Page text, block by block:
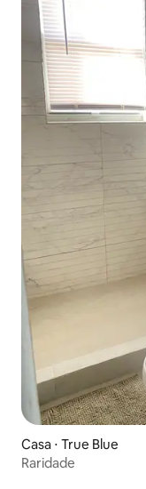
Casa ⋅ True Blue
Raridade